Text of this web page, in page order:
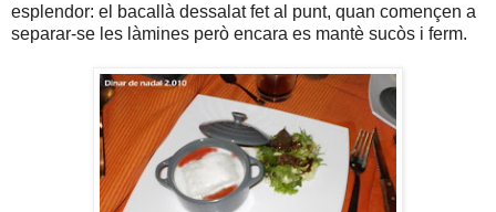
esplendor: el bacallà dessalat fet al punt, quan començen a
separar-se les làmines però encara es mantè sucòs i ferm.